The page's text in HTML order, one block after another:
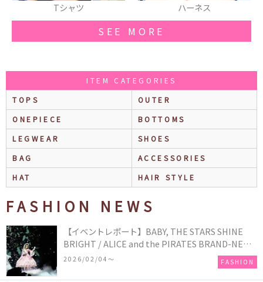
ハーネス ネックレス
SEE MORE
ITEM CATEGORIES
TOPS
OUTER
ONEPIECE
BOTTOMS
LEGWEAR
SHOES
BAG
ACCESSORIES
HAT
HAIR STYLE
FASHION NEWS
【イベントレポート】BABY, THE STARS SHINE
BRIGHT / ALICE and the PIRATES BRAND-NEW
COLLECTION in TOKYO
2026/02/04〜 FASHION